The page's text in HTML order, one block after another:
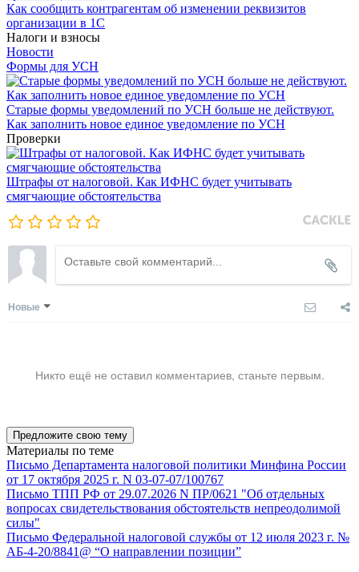
Как сообщить контрагентам об изменении реквизитов
организации в 1C
Налоги и взносы
Новости
Формы для УСН
Старые формы уведомлений по УСН больше не действуют.
Как заполнить новое единое уведомление по УСН
Проверки
Штрафы от налоговой. Как ИФНС будет учитывать
смягчающие обстоятельства
Новые
Никто ещё не оставил комментариев, станьте первым.
Предложите свою тему
Материалы по теме
Письмо Департамента налоговой политики Минфина России
от 17 октября 2025 г. N 03-07-07/100767
Письмо ТПП РФ от 29.07.2026 N ПР/0621 "Об отдельных
вопросах свидетельствования обстоятельств непреодолимой
силы"
Письмо Федеральной налоговой службы от 12 июля 2023 г. №
АБ-4-20/8841@ “О направлении позиции”